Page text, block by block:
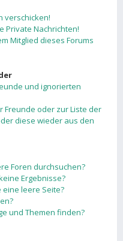
verschicken!
Private Nachrichten!
Mitglied dieses Forums
und ignorierten
Freunde oder zur Liste der
diese wieder aus den
Foren durchsuchen?
Ergebnisse?
eine leere Seite?
und Themen finden?